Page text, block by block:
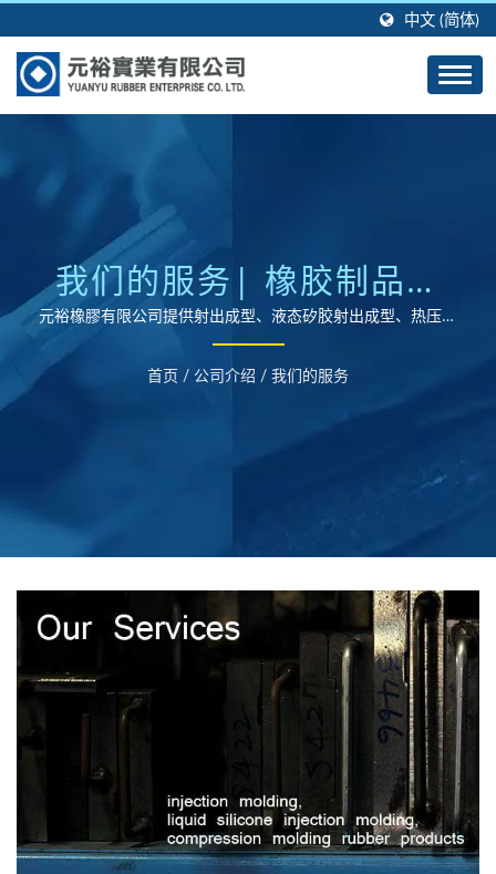
中文 (简体)
我们的服务| 橡胶制品与
矽胶制品成型制造商 |元
裕橡膠
元裕橡膠有限公司提供射出成型、液态矽胶射出成型、热压成
型橡胶制品，适用于各种市场。
首页 / 公司介绍 / 我们的服务